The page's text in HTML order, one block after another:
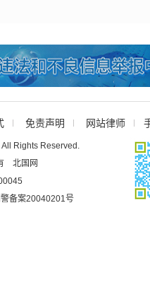
免责声明 网站律师
Rights Reserved.
北国网
备案20040201号